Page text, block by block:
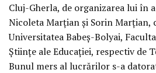
Cluj-Gherla, de organizarea lui în
Nicoleta Marțian și Sorin Marțian,
Universitatea Babeș-Bolyai,
Științe ale Educației, respectiv de
Bunul mers al lucrărilor s-a